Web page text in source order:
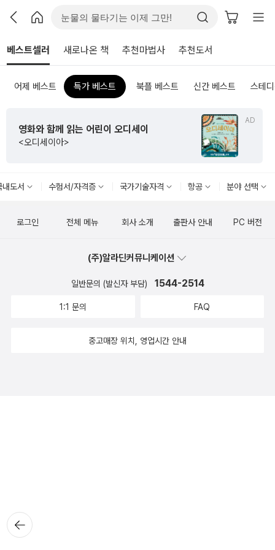
베스트셀러 새로나온 책 추천마법사 추천도서
어제 베스트 특가 베스트 북플 베스트 신간 베스트 스테
AD
영화와 함께 읽는 어린이 오디세이
<오디세이아>
내도서 수험서/자격증 국가기술자격 항공 분야 선택
뒤로가
기
로그인 전체 메뉴 회사 소개 출판사 안내 PC 버전
(주)알라딘커뮤니케이션
일반문의 (발신자 부담) 1544-2514
1:1 문의 FAQ
중고매장 위치, 영업시간 안내